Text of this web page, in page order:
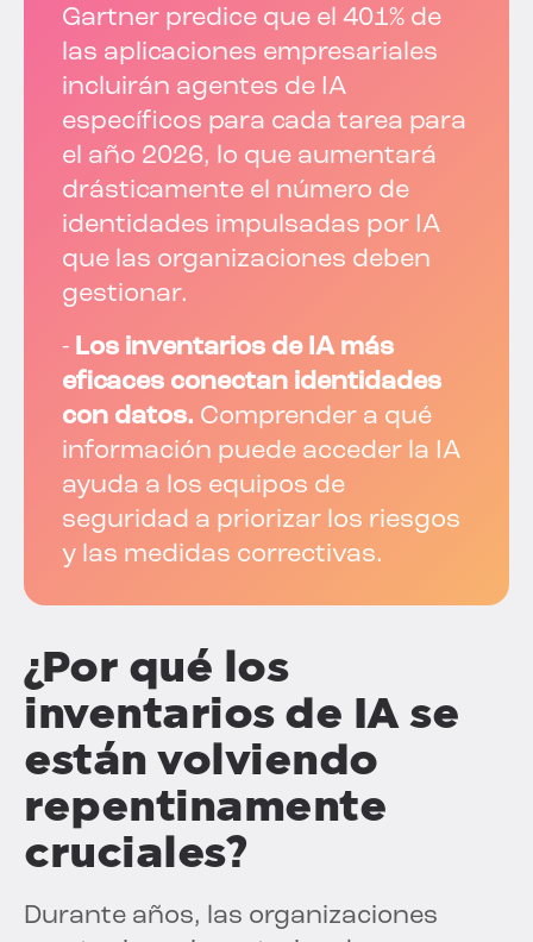
Gartner predice que el 401% de
las aplicaciones empresariales
incluirán agentes de IA
específicos para cada tarea para
el año 2026, lo que aumentará
drásticamente el número de
identidades impulsadas por IA
que las organizaciones deben
gestionar.
- Los inventarios de IA más
eficaces conectan identidades
con datos. Comprender a qué
información puede acceder la IA
ayuda a los equipos de
seguridad a priorizar los riesgos
y las medidas correctivas.
¿Por qué los
inventarios de IA se
están volviendo
repentinamente
cruciales?
Durante años, las organizaciones